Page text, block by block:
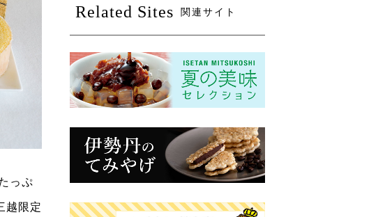
っぷ
越限定
Related Sites 関連サイト